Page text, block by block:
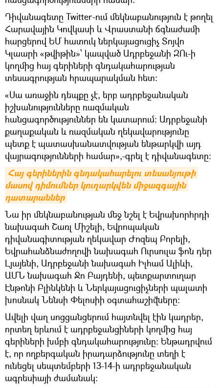
Դիվանագետը Twitter-ում մեկնաբանություն է թողել
Հարավային Կովկասի և Վրաստանի ճգնաժամի
հարցերով ԵՄ հատուկ ներկայացուցիչ Տոյվո
Կլաարի «թվիթին»՝ կապված Ադրբեջանի ԶՈւ-ի
կողմից հայ գերիների գնդակահարության
տեսագրության հրապարակման հետ:
«Սա առաջին դեպքը չէ, երբ ադրբեջանական
իշխանությունները ռազմական
հանցագործություններ են կատարում։ Ադրբեջանի
քաղաքական և ռազմական ղեկավարությունը
պետք է պատասխանատվության ենթարկվի այդ
վայրագությունների համար»,-գրել է դիվանագետը։
Հայ գերիներին գնդակահարելու տեսանյութի
մասով դիմումներ կուղարկվեն միջազգային
դատարաններ
Նա իր մեկնաբանության մեջ նշել է Եվրախորհրդի
նախագահ Շառլ Միշելի, Եվրոպական
դիվանագիտության ղեկավար Ժոզեպ Բորելի,
Եվրահանձնաժողովի նախագահ Ուրսուլա ֆոն դեր
Լյայենի, Ադրբեջանի նախագահ Իլհամ Ալիևի,
ԱՄՆ նախագահ Ջո Բայդենի, պետքարտուղար
Էնթոնի Բլինկենի և Ներկայացուցիչների պալատի
խոսնակ Նենսի Փելոսիի օգտահաշիվները:
Ավելի վաղ սոցցանցերում հայտնվել էին կադրեր,
որտեղ երևում է ադրբեջանցիների կողմից հայ
գերիների խմբի գնդակահարությունը։ Ենթադրվում
է, որ ողբերգական իրադարձությունը տեղի է
ունեցել սեպտեմբերի 13-14-ի ադրբեջանական
ագրեսիայի ժամանակ։